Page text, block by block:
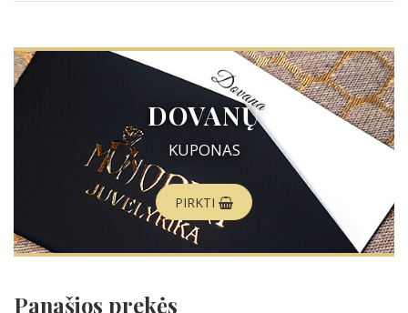
DOVANŲ
KUPONAS
PIRKTI
Panašios prekės